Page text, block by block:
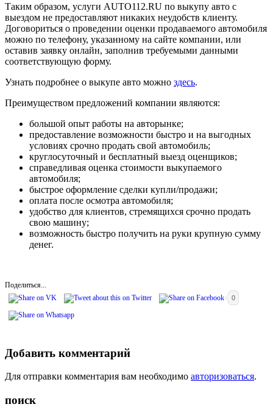
Таким образом, услуги AUTO112.RU по выкупу авто с
выездом не предоставляют никаких неудобств клиенту.
Договориться о проведении оценки продаваемого автомобиля
можно по телефону, указанному на сайте компании, или
оставив заявку онлайн, заполнив требуемыми данными
соответствующую форму.
Узнать подробнее о выкупе авто можно здесь.
Преимуществом предложений компании являются:
большой опыт работы на авторынке;
предоставление возможности быстро и на выгодных
условиях срочно продать свой автомобиль;
круглосуточный и бесплатный выезд оценщиков;
справедливая оценка стоимости выкупаемого
автомобиля;
быстрое оформление сделки купли/продажи;
оплата после осмотра автомобиля;
удобство для клиентов, стремящихся срочно продать
свою машину;
возможность быстро получить на руки крупную сумму
денег.
Поделиться...
0
Добавить комментарий
Для отправки комментария вам необходимо авторизоваться.
поиск